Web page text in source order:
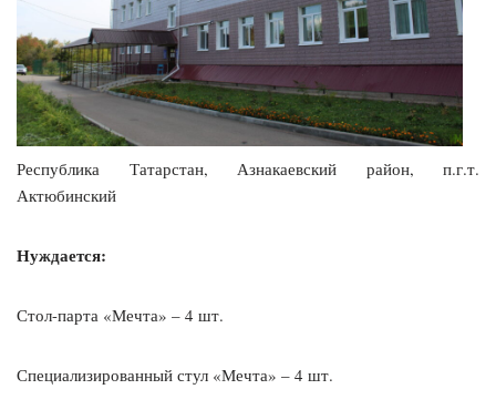
Республика Татарстан, Азнакаевский район, п.г.т.
Актюбинский
Нуждается:
Стол-парта «Мечта» – 4 шт.
Специализированный стул «Мечта» – 4 шт.